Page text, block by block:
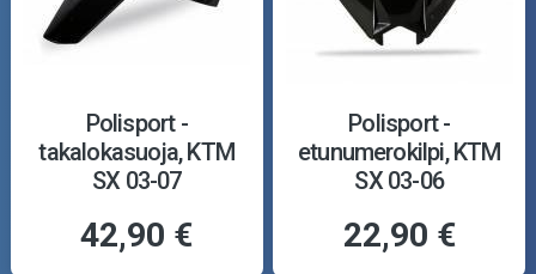
Polisport -
takalokasuoja, KTM
SX 03-07
42,90 €
Polisport -
etunumerokilpi, KTM
SX 03-06
22,90 €